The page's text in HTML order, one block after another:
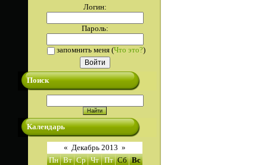
Логин:
Пароль:
запомнить меня(Что это?)
Поиск
Календарь
« Декабрь 2013 »
Пн Вт Ср Чт Пт Сб Вс